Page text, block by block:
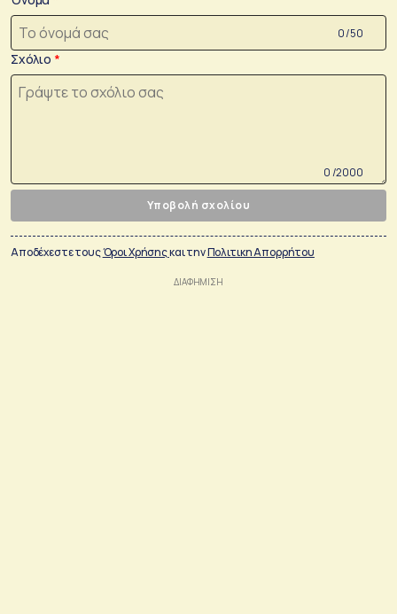
0 /50
Σχόλιο
0 /2000
Υποβολή σχολίου
Αποδέχεστε τουςΌροι Χρήσηςκαι τηνΠολιτικη Απορρήτου